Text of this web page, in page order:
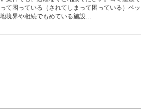
て困っている（されてしまって困っている）ペッ
境界や相続でもめている施設…